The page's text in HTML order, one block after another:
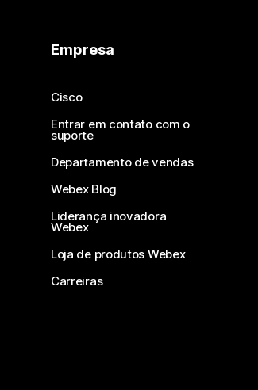
Empresa
Cisco
Entrar em contato com o
suporte
Departamento de vendas
Webex Blog
Liderança inovadora
Webex
Loja de produtos Webex
Carreiras